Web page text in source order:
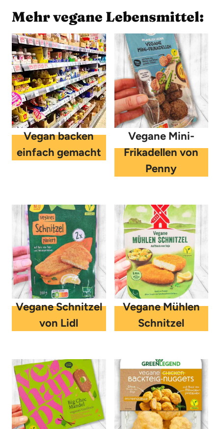
Mehr vegane Lebensmittel:
Vegan backen
einfach gemacht
Vegane Mini-
Frikadellen von
Penny
Vegane Schnitzel
von Lidl
Vegane Mühlen
Schnitzel